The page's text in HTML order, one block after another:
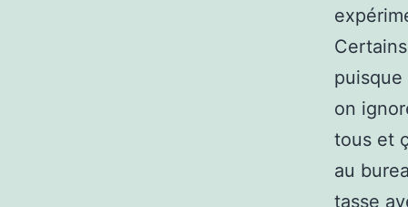
on
tous et
au
tasse